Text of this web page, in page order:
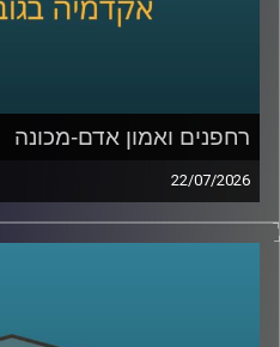
רחפנים ואמון אדם-מכונה
22/07/2026
אם לפני עשור היינו אומרים את
חושבים על צילום מהאוויר או
ובמקרים מסוימים אפילו